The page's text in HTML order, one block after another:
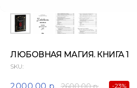
ЛЮБОВНАЯ МАГИЯ. КНИГА 1
SKU:
-23%